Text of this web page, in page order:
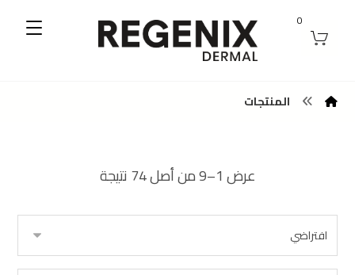
0
المنتجات
عرض 1–9 من أصل 74 نتيجة